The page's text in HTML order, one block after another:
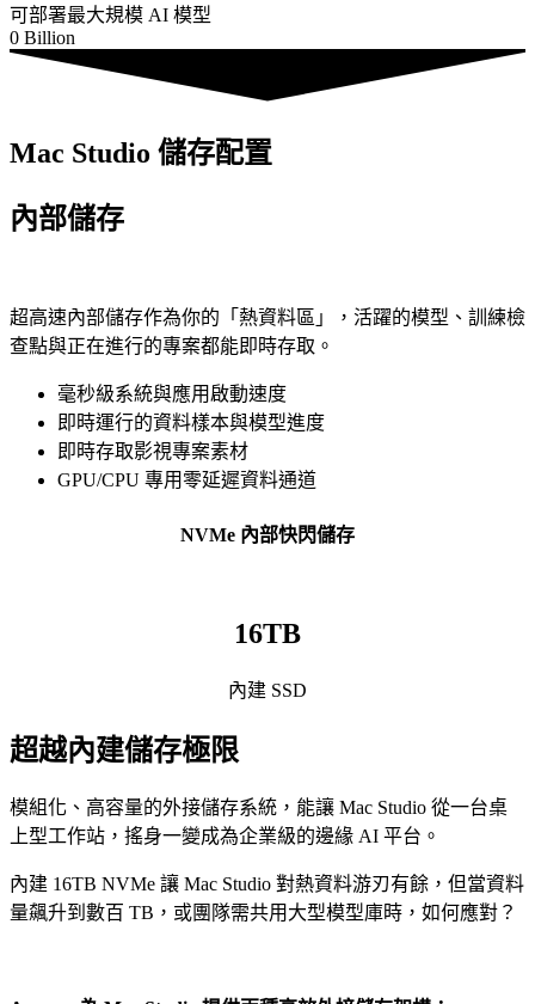
可部署最大規模 AI 模型
0 Billion
Mac Studio 儲存配置
內部儲存
超高速內部儲存作為你的「熱資料區」，活躍的模型、訓練檢
查點與正在進行的專案都能即時存取。
毫秒級系統與應用啟動速度
即時運行的資料樣本與模型進度
即時存取影視專案素材
GPU/CPU 專用零延遲資料通道
NVMe 內部快閃儲存
16TB
內建 SSD
超越內建儲存極限
模組化、高容量的外接儲存系統，能讓 Mac Studio 從一台桌
上型工作站，搖身一變成為企業級的邊緣 AI 平台。
內建 16TB NVMe 讓 Mac Studio 對熱資料游刃有餘，但當資料
量飆升到數百 TB，或團隊需共用大型模型庫時，如何應對？